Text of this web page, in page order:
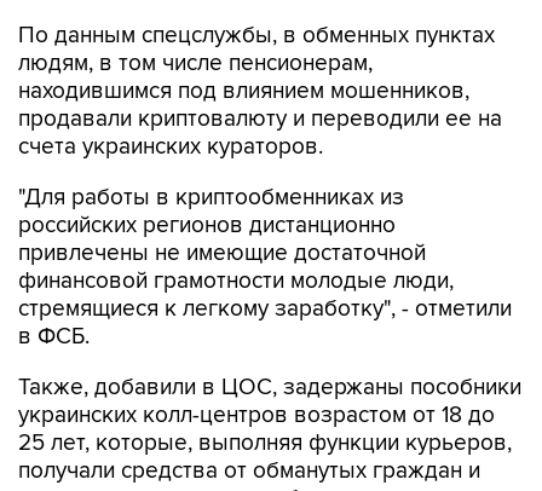
находившимся под влиянием мошенников,
продавали криптовалюту и переводили ее на
счета украинских кураторов.
"Для работы в криптообменниках из
привлечены не имеющие достаточной
финансовой грамотности молодые люди,
стремящиеся к легкому заработку", - отметили
в ФСБ.
Также, добавили в ЦОС, задержаны пособники
25 лет, которые, выполняя функции курьеров,
получали средства от обманутых граждан и
передавали их в криптообменники для
дальнейшего направления на Украину.